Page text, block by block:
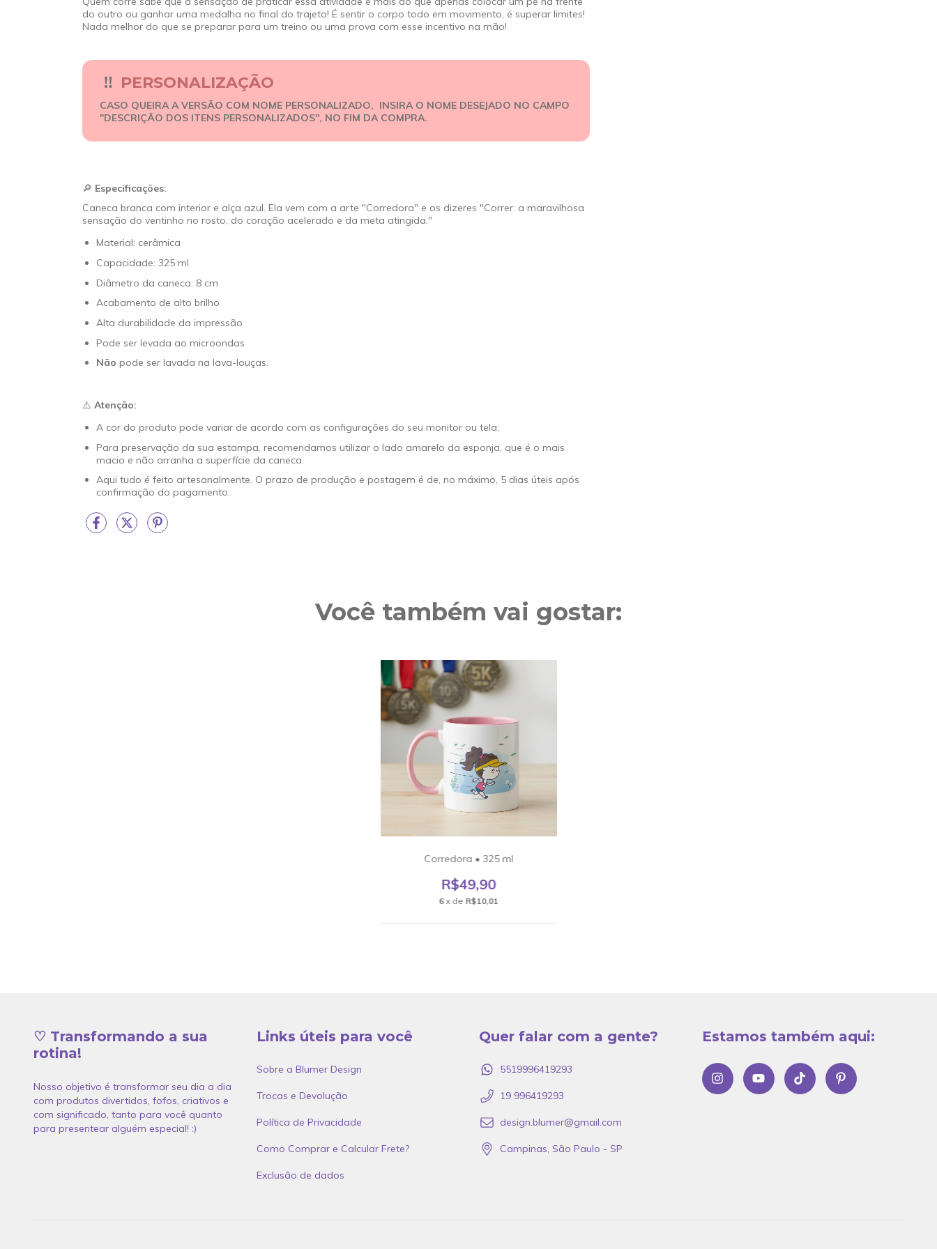
do outro ou ganhar uma medalha no final do trajeto! É sentir o corpo todo em movimento, é superar limites!
Nada melhor do que se preparar para um treino ou uma prova com esse incentivo na mão!
‼ PERSONALIZAÇÃO
CASO QUEIRA A VERSÃO COM NOME PERSONALIZADO, INSIRA O NOME DESEJADO NO CAMPO
"DESCRIÇÃO DOS ITENS PERSONALIZADOS", NO FIM DA COMPRA.
🔎 Especificações:
Caneca branca com interior e alça azul. Ela vem com a arte "Corredora" e os dizeres "Correr: a maravilhosa
sensação do ventinho no rosto, do coração acelerado e da meta atingida."
Material: cerâmica
Capacidade: 325 ml
Diâmetro da caneca: 8 cm
Acabamento de alto brilho
Alta durabilidade da impressão
Pode ser levada ao microondas
Não pode ser lavada na lava-louças.
⚠️ Atenção:
A cor do produto pode variar de acordo com as configurações do seu monitor ou tela;
Para preservação da sua estampa, recomendamos utilizar o lado amarelo da esponja, que é o mais
macio e não arranha a superfície da caneca.
Aqui tudo é feito artesanalmente. O prazo de produção e postagem é de, no máximo, 5 dias úteis após
confirmação do pagamento.
Você também vai gostar:
Corredora • 325 ml
R$49,90
6 x de R$10,01
♡ Transformando a sua
rotina!
Nosso objetivo é transformar seu dia a dia
com produtos divertidos, fofos, criativos e
com significado, tanto para você quanto
para presentear alguém especial! :)
Links úteis para você
Sobre a Blumer Design
Trocas e Devolução
Política de Privacidade
Como Comprar e Calcular Frete?
Exclusão de dados
Quer falar com a gente?
5519996419293
19 996419293
design.blumer@gmail.com
Campinas, São Paulo - SP
Estamos também aqui: